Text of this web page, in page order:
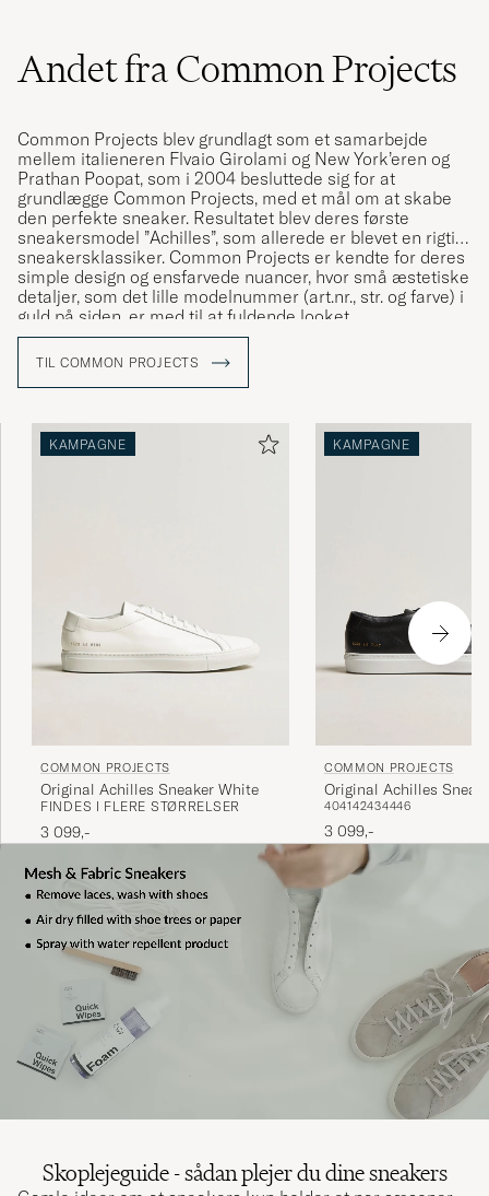
Andet fra Common Projects
Common Projects blev grundlagt som et samarbejde
mellem italieneren Flvaio Girolami og New York’eren og
Prathan Poopat, som i 2004 besluttede sig for at
grundlægge Common Projects, med et mål om at skabe
den perfekte sneaker. Resultatet blev deres første
sneakersmodel ”Achilles”, som allerede er blevet en rigtig
sneakersklassiker. Common Projects er kendte for deres
simple design og ensfarvede nuancer, hvor små æstetiske
detaljer, som det lille modelnummer (art.nr., str. og farve) i
guld på siden, er med til at fuldende looket.
TIL COMMON PROJECTS
KAMPAGNE
COMMON PROJECTS
Original Achilles Sneaker White
FINDES I FLERE STØRRELSER
3 099,-
KAMPAGNE
COMMON PROJECTS
Original Achilles
Black/White
404142434446
3 099,-
Skoplejeguide - sådan plejer du dine sneakers